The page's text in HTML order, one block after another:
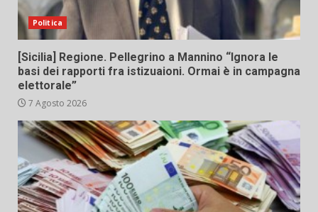
Politica
[Sicilia] Regione. Pellegrino a Mannino “Ignora le
basi dei rapporti fra istizuaioni. Ormai è in campagna
elettorale”
7 Agosto 2026